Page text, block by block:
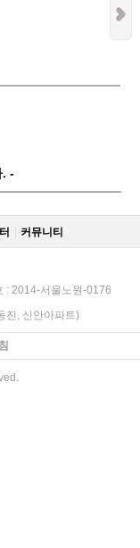
. -
커뮤니티
: 2014-서울노원-0176
진, 신안아파트)